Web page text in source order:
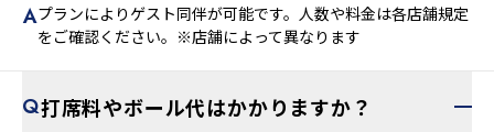
プランによりゲスト同伴が可能です。人数や料金は各店舗規定
をご確認ください。※店舗によって異なります
打席料やボール代はかかりますか？